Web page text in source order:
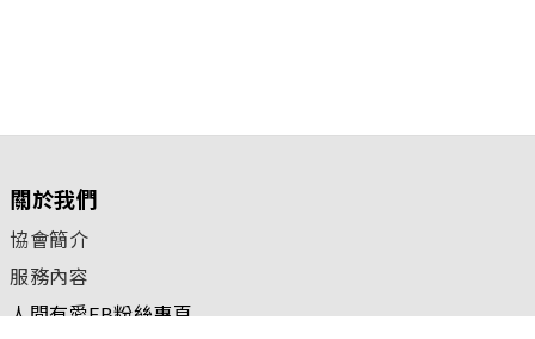
關於我們
協會簡介
服務內容
人間有愛FB粉絲專頁